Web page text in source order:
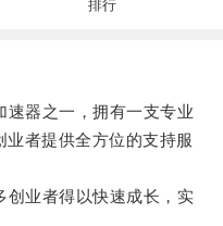
排行
器之一，拥有一支专业
业者提供全方位的支持服
业者得以快速成长，实